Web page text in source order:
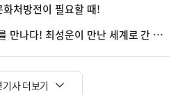
처방전이 필요할 때!
나다! 최성운이 만난 세계로 간 청년들
사 더보기